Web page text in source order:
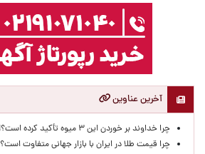
آخرین عناوین
چرا خداوند بر خوردن این ۳ میوه تأکید کرده است؟!
چرا قیمت طلا در ایران با بازار جهانی متفاوت است؟